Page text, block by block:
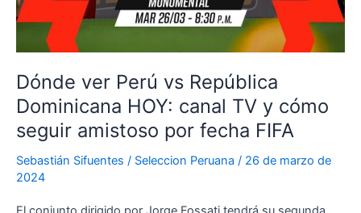
Dónde ver Perú vs República
Dominicana HOY: canal TV y cómo
seguir amistoso por fecha FIFA
Sebastián Sifuentes / Seleccion Peruana / 26 de marzo de
2024